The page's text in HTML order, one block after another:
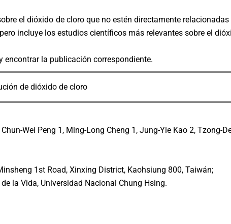
el dióxido de cloro que no estén directamente
incluye los estudios científicos más relevantes sobre el
encontrar la publicación correspondiente.
de dióxido de cloro
Wei Peng 1, Ming-Long Cheng 1, Jung-Yie Kao 2, Tzong-
1st Road, Xinxing District, Kaohsiung 800, Taiwán;
la Vida, Universidad Nacional Chung Hsing.